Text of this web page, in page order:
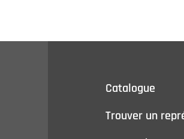
Catalogue
Trouver un